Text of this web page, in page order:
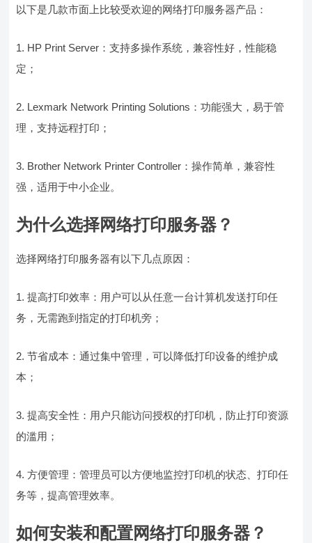
以下是几款市面上比较受欢迎的网络打印服务器产品：
1. HP Print Server：支持多操作系统，兼容性好，性能稳
定；
2. Lexmark Network Printing Solutions：功能强大，易于管
理，支持远程打印；
3. Brother Network Printer Controller：操作简单，兼容性
强，适用于中小企业。
为什么选择网络打印服务器？
选择网络打印服务器有以下几点原因：
1. 提高打印效率：用户可以从任意一台计算机发送打印任
务，无需跑到指定的打印机旁；
2. 节省成本：通过集中管理，可以降低打印设备的维护成
本；
3. 提高安全性：用户只能访问授权的打印机，防止打印资源
的滥用；
4. 方便管理：管理员可以方便地监控打印机的状态、打印任
务等，提高管理效率。
如何安装和配置网络打印服务器？